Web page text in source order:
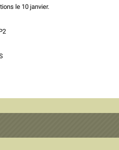
le 10 janvier.